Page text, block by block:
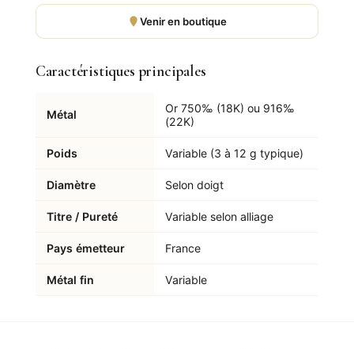
Venir en boutique
Caractéristiques principales
Métal
Or 750‰ (18K) ou 916‰
(22K)
Poids Variable (3 à 12 g typique)
Diamètre Selon doigt
Titre / Pureté Variable selon alliage
Pays émetteur France
Métal fin Variable